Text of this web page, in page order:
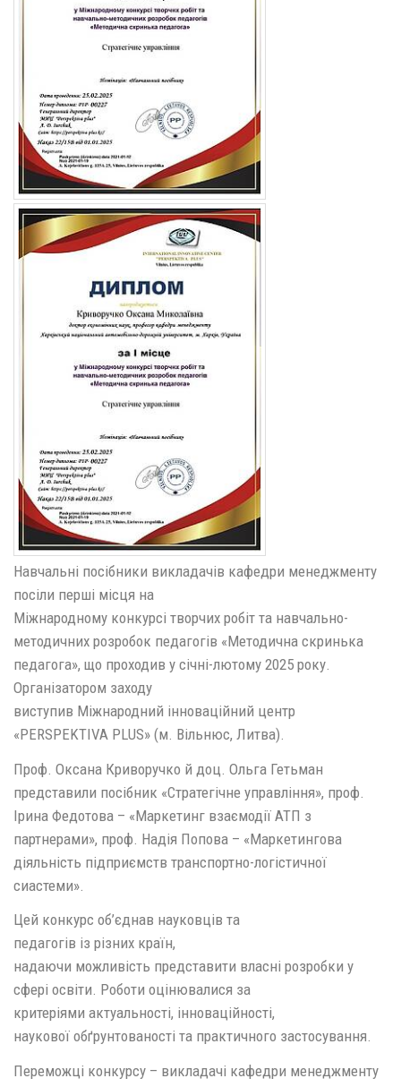
Навчальні посібники викладачів кафедри менеджменту
посіли перші місця на
Міжнародному конкурсі творчих робіт та навчально-
методичних розробок педагогів «Методична скринька
педагога», що проходив у січні-лютому 2025 року.
Організатором заходу
виступив Міжнародний інноваційний центр
«PERSPEKTIVA PLUS» (м. Вільнюс, Литва).
Проф. Оксана Криворучко й доц. Ольга Гетьман
представили посібник «Стратегічне управління», проф.
Ірина Федотова – «Маркетинг взаємодії АТП з
партнерами», проф. Надія Попова – «Маркетингова
діяльність підприємств транспортно-логістичної
сиастеми».
Цей конкурс об’єднав науковців та
педагогів із різних країн,
надаючи можливість представити власні розробки у
сфері освіти. Роботи оцінювалися за
критеріями актуальності, інноваційності,
наукової обґрунтованості та практичного застосування.
Переможці конкурсу – викладачі кафедри менеджменту